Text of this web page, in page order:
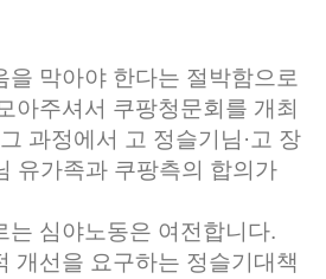
을 막아야 한다는 절박함으로
아주셔서 쿠팡청문회를 개최
과정에서 고 정슬기님·고 장
유가족과 쿠팡측의 합의가
는 심야노동은 여전합니다.
개선을 요구하는 정슬기대책